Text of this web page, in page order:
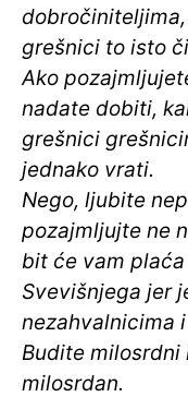
grešnici to isto
Ako
nadate dobiti,
grešnici
jednako vrati.
Nego, ljubite
pozajmljujte ne
bit će vam
Svevišnjega jer
nezahvalnicima
Budite milosrdni
milosrdan.